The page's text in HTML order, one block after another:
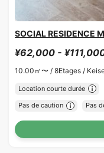
SOCIAL RESIDENCE
¥62,000 -
10.00㎡〜 / 8Etages /
Location courte durée
Pas de caution Pas